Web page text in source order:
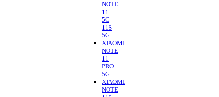
NOTE
11
5G
11S
5G
XIAOMI
NOTE
11
PRO
5G
XIAOMI
NOTE